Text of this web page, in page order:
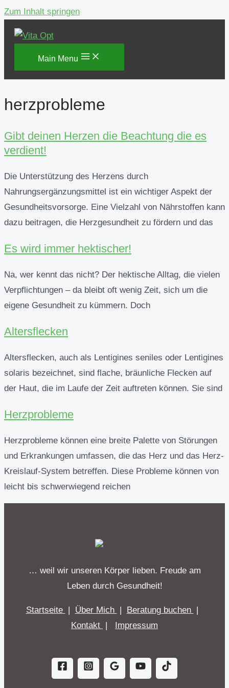
Zum Inhalt springen
Main Menu
herzprobleme
Gibt deinen Herzen die Beachtung die es
verdient!
Die Unterstützung des Herzens durch
Nahrungsergänzungsmittel ist ein wichtiger Aspekt der
Gesundheitsvorsorge. Eine Vielzahl von Nährstoffen kann
dazu beitragen, die Herzgesundheit zu fördern und das
Es wird immer hektischer!
Na, wer kennt das nicht? Der hektische Alltag, die vielen
Verpflichtungen – da bleibt oft wenig Zeit, sich um die
eigene Gesundheit zu kümmern. Doch
Altersflecken
Altersflecken, auch als Lentigines seniles oder Lentigines
solaris bezeichnet, sind flache, bräunliche Flecken auf
der Haut, die im Laufe der Zeit auftreten können. Sie sind
Herzprobleme
Herzprobleme können eine breite Palette von Störungen
und Erkrankungen umfassen, die das Herz und das Herz-
Kreislauf-System betreffen. Diese Probleme können von
leicht bis schwerwiegend reichen
… weil wir unseren Körper lieben. Freude am
Leben durch Gesundheit!
Startseite | Über Mich | Beratung buchen |
Kontakt | Impressum